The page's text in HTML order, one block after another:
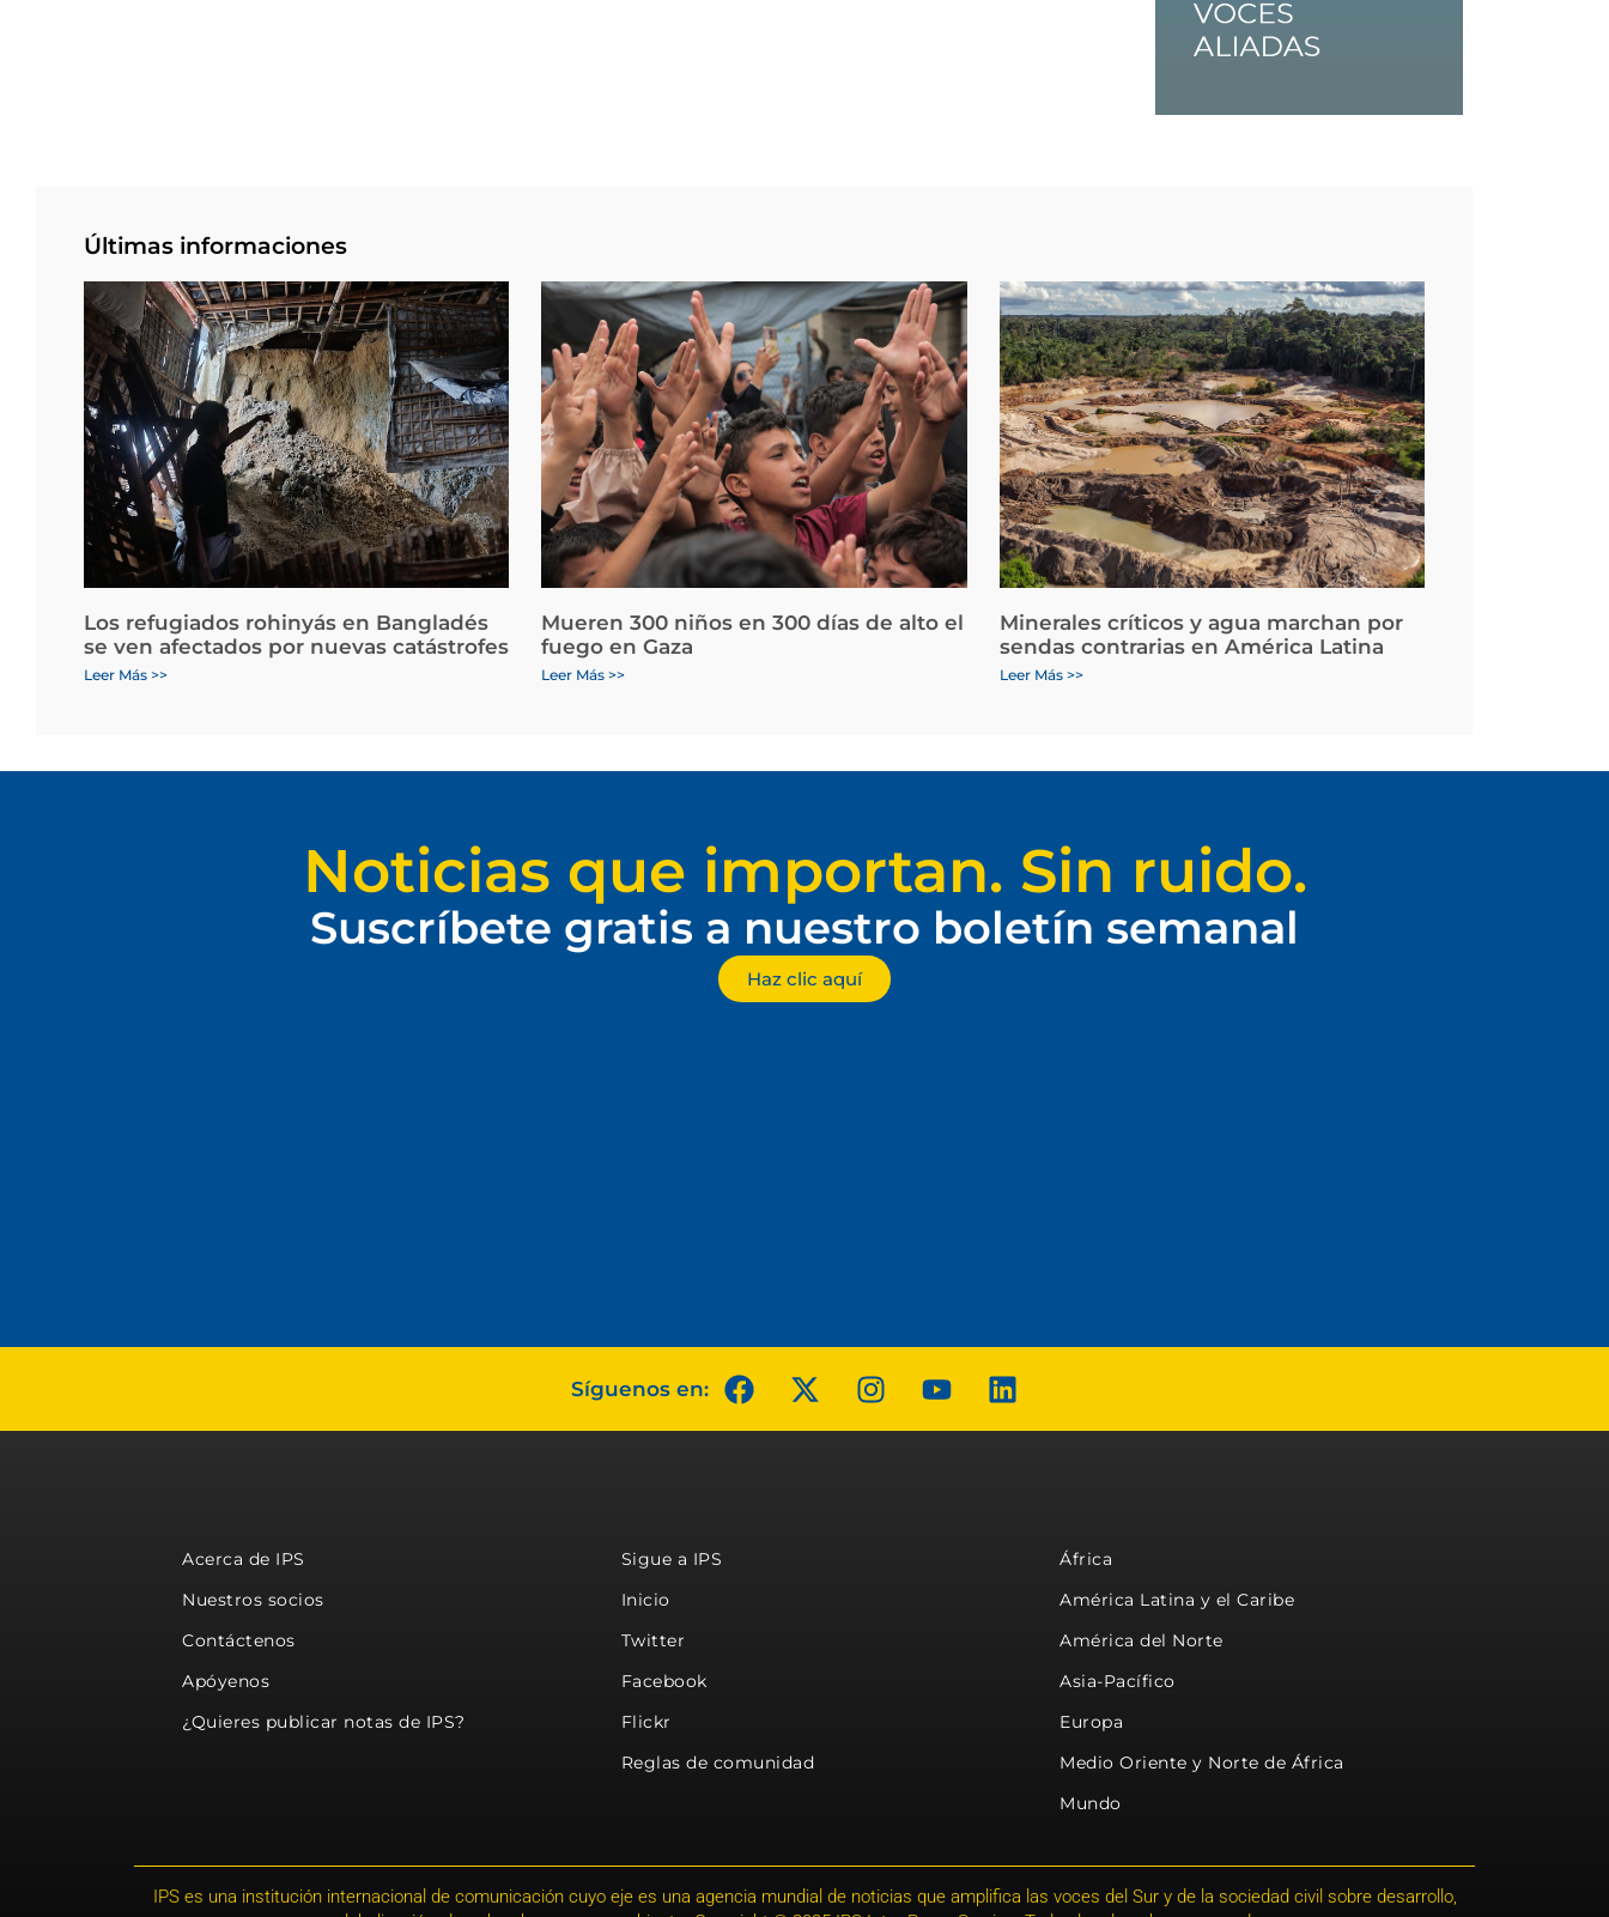
Últimas informaciones
Los refugiados rohinyás en Bangladés
se ven afectados por nuevas catástrofes
Leer Más >>
Mueren 300 niños en 300 días de alto el
fuego en Gaza
Leer Más >>
Minerales críticos y agua marchan por
sendas contrarias en América Latina
Leer Más >>
Noticias que importan. Sin ruido.
Suscríbete gratis a nuestro boletín semanal
Haz clic aquí
Síguenos en:
Acerca de IPS
Nuestros socios
Contáctenos
Apóyenos
¿Quieres publicar notas de IPS?
Sigue a IPS
Inicio
Twitter
Facebook
Flickr
Reglas de comunidad
África
América Latina y el Caribe
América del Norte
Asia-Pacífico
Europa
Medio Oriente y Norte de África
Mundo
IPS es una institución internacional de comunicación cuyo eje es una agencia mundial de noticias que amplifica las voces del Sur y de la sociedad civil sobre desarrollo,